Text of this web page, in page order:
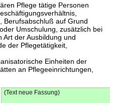
Pflege tätige Personen
Berufsabschluß auf Grund
Umschulung, zusätzlich bei
Art der Ausbildung und
der Pflegetätigkeit,
Einheiten der
an Pflegeeinrichtungen,
(Text neue Fassung)